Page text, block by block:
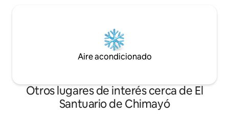
Aire acondicionado
Otros lugares de interés cerca de El
Santuario de Chimayó